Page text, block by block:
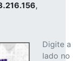
,
Digite
lado no